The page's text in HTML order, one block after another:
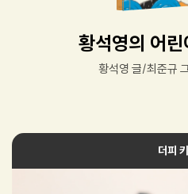
황석영의 어
황석영 글/최준규
더피